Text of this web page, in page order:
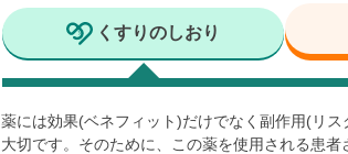
くすりのしおり
薬には効果(ベネフィット)だけでなく副作用(リ
大切です。そのために、この薬を使用される患者